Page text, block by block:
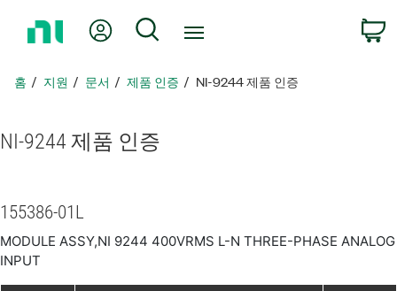
지
아
내 계정 검색
홈 지원 문서 제품 인증 NI-9244 제품 인증
NI-9244 제품 인증
155386-01L
MODULE ASSY,NI 9244 400VRMS L-N THREE-PHASE ANALOG
INPUT